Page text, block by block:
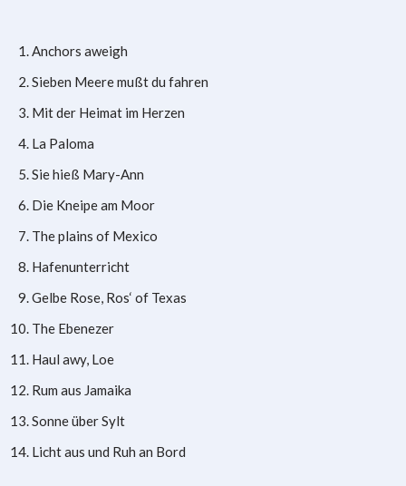
Anchors aweigh
Sieben Meere mußt du fahren
Mit der Heimat im Herzen
La Paloma
Sie hieß Mary-Ann
Die Kneipe am Moor
The plains of Mexico
Hafenunterricht
Gelbe Rose, Ros‘ of Texas
The Ebenezer
Haul awy, Loe
Rum aus Jamaika
Sonne über Sylt
Licht aus und Ruh an Bord